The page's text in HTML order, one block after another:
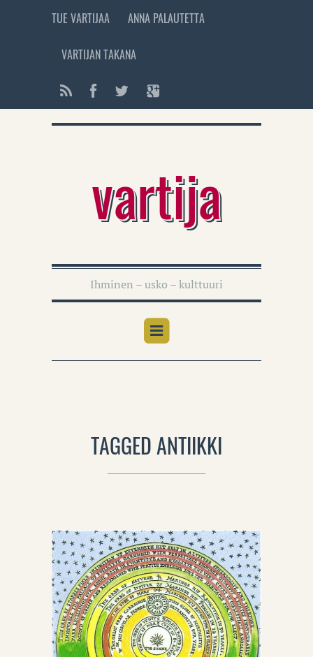
TUE VARTIJAA ANNA PALAUTETTA
VARTIJAN TAKANA
vartija
Ihminen – usko – kulttuuri
TAGGED ANTIIKKI